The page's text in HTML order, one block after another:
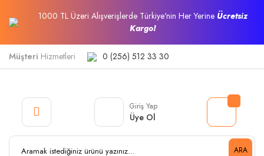
1000 TL Üzeri Alışverişlerde Türkiye'nin Her Yerine Ücretsiz
Kargo!
Müşteri Hizmetleri 0 (256) 512 33 30
ARA
Giriş Yap
Üye Ol